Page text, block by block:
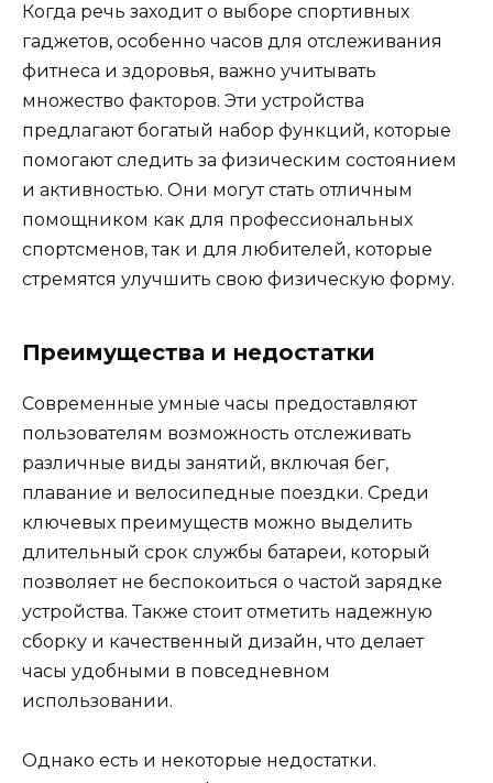
Когда речь заходит о выборе спортивных
гаджетов, особенно часов для отслеживания
фитнеса и здоровья, важно учитывать
множество факторов. Эти устройства
предлагают богатый набор функций, которые
помогают следить за физическим состоянием
и активностью. Они могут стать отличным
помощником как для профессиональных
спортсменов, так и для любителей, которые
стремятся улучшить свою физическую форму.
Преимущества и недостатки
Современные умные часы предоставляют
пользователям возможность отслеживать
различные виды занятий, включая бег,
плавание и велосипедные поездки. Среди
ключевых преимуществ можно выделить
длительный срок службы батареи, который
позволяет не беспокоиться о частой зарядке
устройства. Также стоит отметить надежную
сборку и качественный дизайн, что делает
часы удобными в повседневном
использовании.
Однако есть и некоторые недостатки.